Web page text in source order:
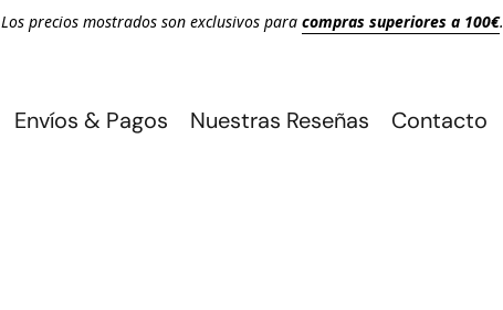
Los precios mostrados son exclusivos para compras superiores a 100€.
Envíos & Pagos Nuestras Reseñas Contacto